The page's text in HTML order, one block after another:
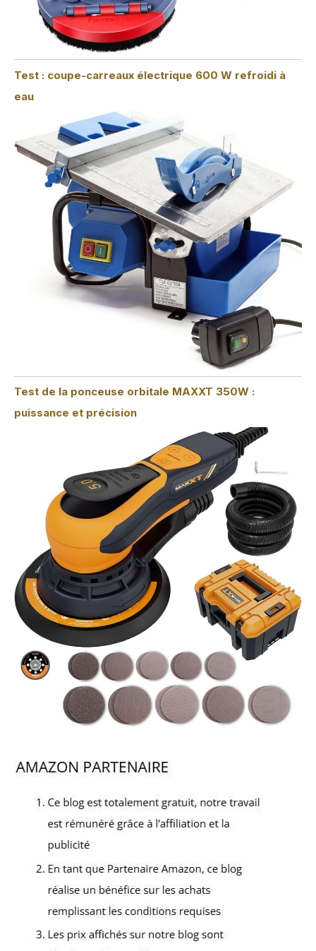
Test : coupe-carreaux électrique 600 W refroidi à
eau
Test de la ponceuse orbitale MAXXT 350W :
puissance et précision